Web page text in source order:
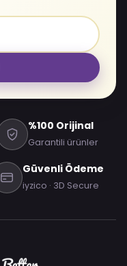
%100 Orijinal
Garantili ürünler
Güvenli Ödeme
iyzico · 3D Secure